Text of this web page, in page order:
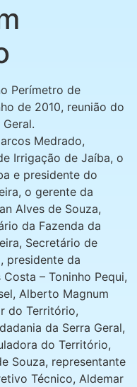
Perímetro de
de 2010, reunião do
Medrado,
Irrigação de Jaíba, o
e presidente do
o gerente da
Alves de Souza,
da Fazenda da
Secretário de
presidente da
– Toninho Pequi,
Alberto Magnum
do Território,
da Serra Geral,
do Território,
Souza, representante
Técnico, Aldemar